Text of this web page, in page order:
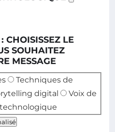
CHOISISSEZ LE
SOUHAITEZ
MESSAGE
renforcer
Techniques de
digital
Voix de